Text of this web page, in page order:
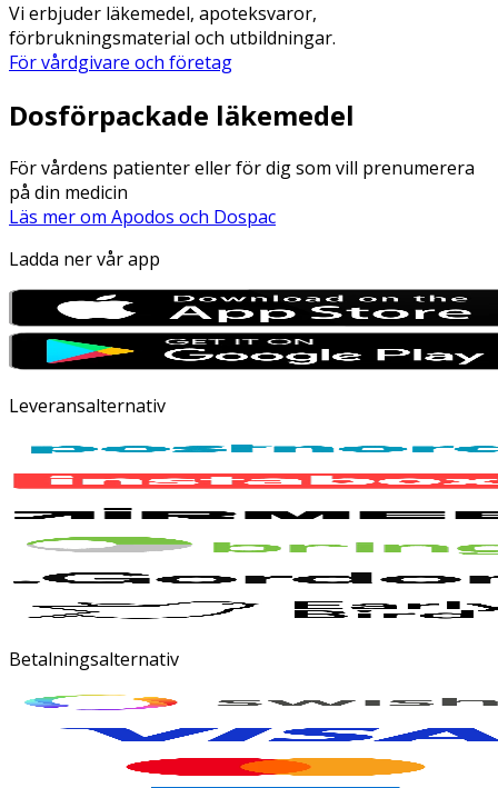
Vi erbjuder läkemedel, apoteksvaror,
förbrukningsmaterial och utbildningar.
För vårdgivare och företag
Dosförpackade läkemedel
För vårdens patienter eller för dig som vill prenumerera
på din medicin
Läs mer om Apodos och Dospac
Ladda ner vår app
Leveransalternativ
Betalningsalternativ